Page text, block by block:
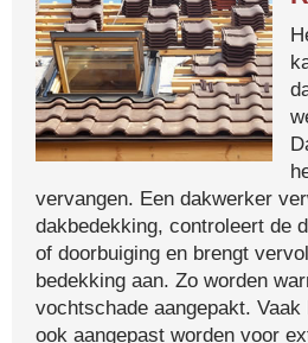
vervangen. Een dakwerker
dakbedekking, controleert de
of doorbuiging en brengt
bedekking aan. Zo worden
vochtschade aangepakt.
ook aangepast worden voor